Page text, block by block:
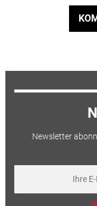
Newsletter